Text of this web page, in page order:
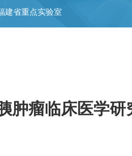
建省重点实验室
肿瘤临床医学研